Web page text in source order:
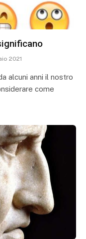
2021
alcuni anni il nostro
come